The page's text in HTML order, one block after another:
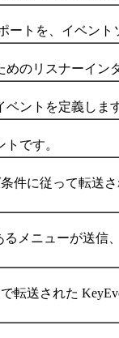
ートを、イベン
のリスナーイン
ントを定義しま
です。
に従って転送さ
ニューが送信
送された